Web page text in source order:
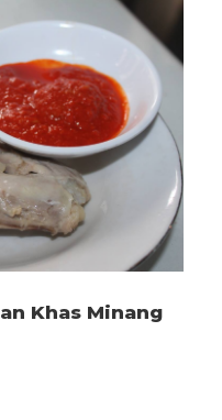
Khas Minang